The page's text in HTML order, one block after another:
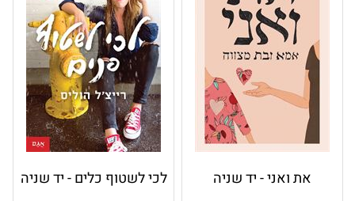
את ואני - יד שניה לכי לשטוף כלים - יד שניה